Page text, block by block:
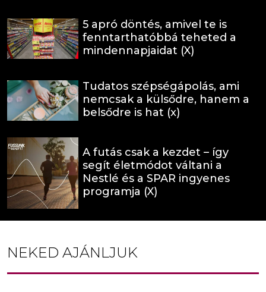
5 apró döntés, amivel te is
fenntarthatóbbá teheted a
mindennapjaidat (X)
Tudatos szépségápolás, ami
nemcsak a külsődre, hanem a
belsődre is hat (x)
A futás csak a kezdet – így
segít életmódot váltani a
Nestlé és a SPAR ingyenes
programja (X)
NEKED AJÁNLJUK